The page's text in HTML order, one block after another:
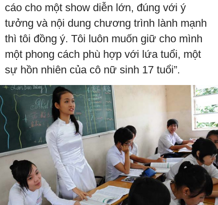
cáo cho một show diễn lớn, đúng với ý
tưởng và nội dung chương trình lành mạnh
thì tôi đồng ý. Tôi luôn muốn giữ cho mình
một phong cách phù hợp với lứa tuổi, một
sự hồn nhiên của cô nữ sinh 17 tuổi”.